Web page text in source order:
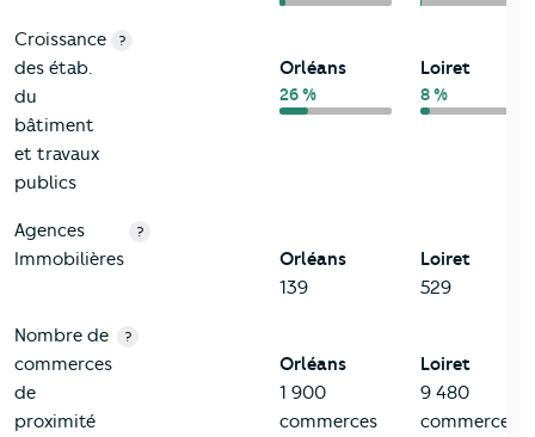
Croissance
des étab.
du
bâtiment
et travaux
publics
?
Orléans
26 %
Loiret
8 %
Agences
Immobilières
?
Orléans
139
Loiret
529
Nombre de
commerces
de
proximité
?
Orléans
1 900
commerces
Loiret
9 480
commerces